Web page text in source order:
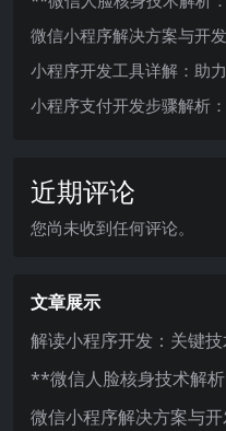
微信小程序解决方案与开
小程序开发工具详解：助
小程序支付开发步骤解析
近期评论
您尚未收到任何评论。
文章展示
解读小程序开发：关键
**微信人脸核身技术解
微信小程序解决方案与